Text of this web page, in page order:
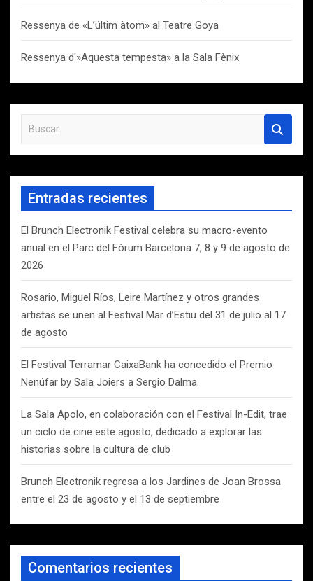
Ressenya de «L’últim àtom» al Teatre Goya
Ressenya d'»Aquesta tempesta» a la Sala Fènix
s
c
r
Entradas recientes
El Brunch Electronik Festival celebra su macro-evento
anual en el Parc del Fòrum Barcelona 7, 8 y 9 de agosto de
2026
Rosario, Miguel Ríos, Leire Martínez y otros grandes
artistas se unen al Festival Mar d’Estiu del 31 de julio al 17
de agosto
El Festival Terramar CaixaBank ha concedido el Premio
Nenúfar by Sala Joiers a Sergio Dalma.
La Sala Apolo, en colaboración con el Festival In-Edit, trae
un ciclo de cine este agosto, dedicado a explorar las
historias sobre la cultura de club
Brunch Electronik regresa a los Jardines de Joan Brossa
entre el 23 de agosto y el 13 de septiembre
Comentarios recientes